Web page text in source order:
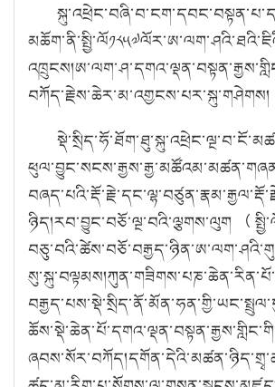
བཀོད་རྗེས་ཆེར་མ་འགྱངས་པར་སྐུ་གཤེགས།
ཉིད།རབ་བྱུང་བཅོ་ལྔ་བའི་ལྕགས་ལུག（